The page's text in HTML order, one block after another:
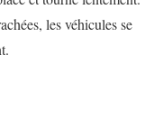
les véhicules se